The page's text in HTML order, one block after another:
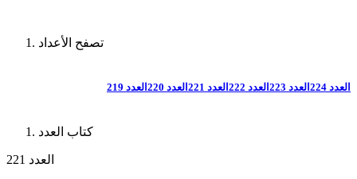
تصفح الأعداد
العدد 224 العدد 223 العدد 222 العدد 221 العدد 220 العدد 219
كتاب العدد
العدد 221